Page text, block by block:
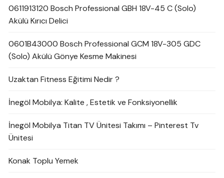
0611913120 Bosch Professional GBH 18V-45 C (Solo)
Akülü Kırıcı Delici
0601B43000 Bosch Professional GCM 18V-305 GDC
(Solo) Akülü Gönye Kesme Makinesi
Uzaktan Fitness Eğitimi Nedir ?
İnegöl Mobilya: Kalite , Estetik ve Fonksiyonellik
İnegöl Mobilya Titan TV Ünitesi Takımı – Pinterest Tv
Ünitesi
Konak Toplu Yemek